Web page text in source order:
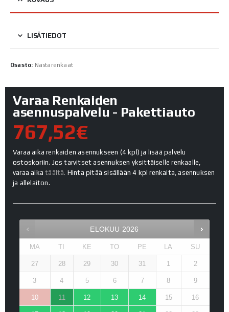
LISÄTIEDOT
Osasto: Nastarenkaat
Varaa Renkaiden
asennuspalvelu - Pakettiauto
767,52€
Varaa aika renkaiden asennukseen (4 kpl) ja lisää palvelu
ostoskoriin. Jos tarvitset asennuksen yksittäiselle renkaalle,
varaa aikatäältä. Hinta pitää sisällään 4 kpl renkaita, asennuksen
ja allelaiton.
ELOKUU 2026
MA TI KE TO PE LA SU
27 28 29 30 31 1 2
3 4 5 6 7 8 9
10 11 12 13 14 15 16